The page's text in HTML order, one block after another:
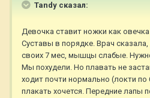
Tandy сказал:
Девочка ставит ножки как
Суставы в порядке. Врач
своих 7 мес, мышцы слабые.
Мы похудели. Но плавать не
ходит почти нормально (локти по
плакать хочется. Передние лапы